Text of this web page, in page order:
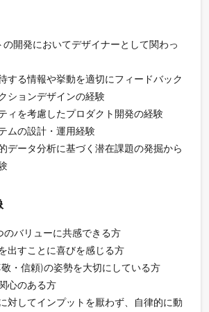
開発においてデザイナーとして関わっ
する情報や挙動を適切にフィードバック
ションデザインの経験
ィを考慮したプロダクト開発の経験
ムの設計・運用経験
データ分析に基づく潜在課題の発掘から
のバリューに共感できる方
出すことに喜びを感じる方
・信頼)の姿勢を大切にしている方
心のある方
対してインプットを厭わず、自律的に動